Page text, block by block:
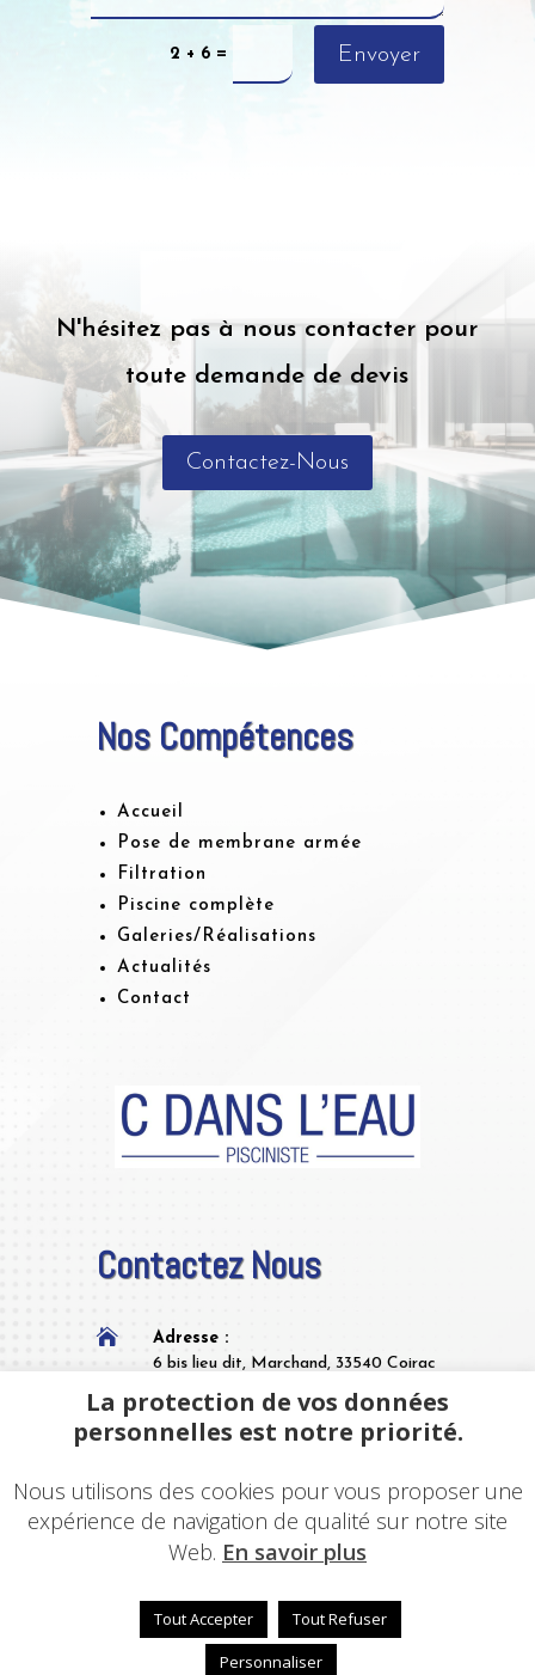
2 + 6= Envoyer
N'hésitez pas à nous contacter pour
toute demande de devis
Contactez-Nous
Nos Compétences
Accueil
Pose de membrane armée
Filtration
Piscine complète
Galeries/Réalisations
Actualités
Contact
Contactez Nous

Adresse :
6 bis lieu dit, Marchand, 33540 Coirac
 Tél: 06 35 35 75 25
i : 88922197400013
© 2023 - Une réalisationEDConcept24.fr-Mentions
légales
La protection de vos données
personnelles est notre priorité.
Nous utilisons des cookies pour vous proposer une
expérience de navigation de qualité sur notre site
Web. En savoir plus
Tout Accepter
Tout Refuser
Personnaliser